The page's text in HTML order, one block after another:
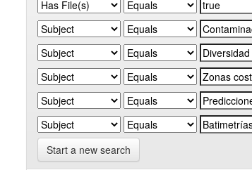
Start a new search